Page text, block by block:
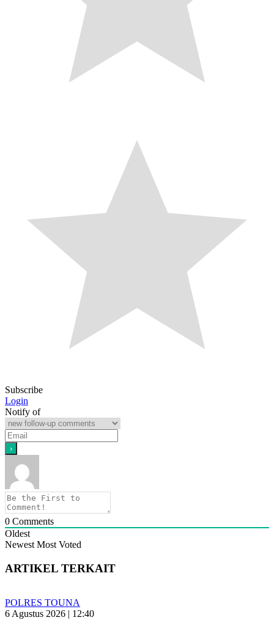
Subscribe
Login
Notify of
0 Comments
Oldest
Newest Most Voted
ARTIKEL TERKAIT
POLRES TOUNA
6 Agustus 2026 | 12:40